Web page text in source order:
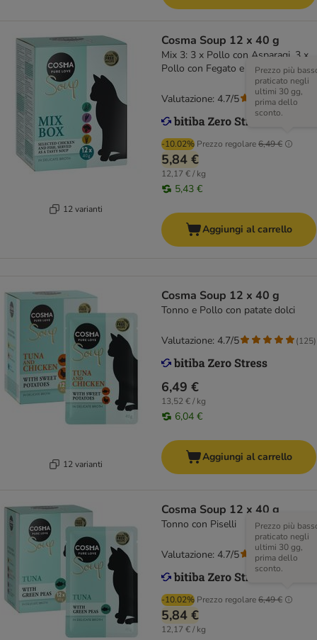
12 varianti
Cosma Soup 12 x 40 g
Mix 3: 3 x Pollo con Asparagi, 3 x
Pollo con Fegato e Broccoli, 3 x
Pollo e Salmone con Zucchine e
Carote, 3 x Tonno con Piselli
-10.02% Prezzo regolare6,49 €
Prezzo più
praticato negli
ultimi 30 gg,
prima dello
sconto.
5,84 €
12,17 € / kg
5,43 €
Valutazione: 4.7/5 (125
Aggiungi al carrello
12 varianti
Cosma Soup 12 x 40 g
Tonno e Pollo con patate dolci
6,49 €
13,52 € / kg
6,04 €
Valutazione: 4.7/5 (125)
Aggiungi al carrello
Cosma Soup 12 x 40 g
Tonno con Piselli
-10.02% Prezzo regolare6,49 €
Prezzo più
praticato negli
ultimi 30 gg,
prima dello
sconto.
5,84 €
12,17 € / kg
Valutazione: 4.7/5 (125